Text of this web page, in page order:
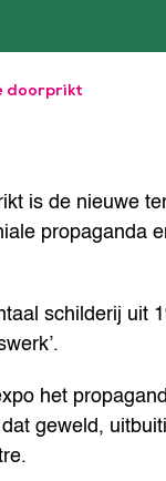
doorprikt
is de nieuwe
propaganda
schilderij uit
het
geweld,